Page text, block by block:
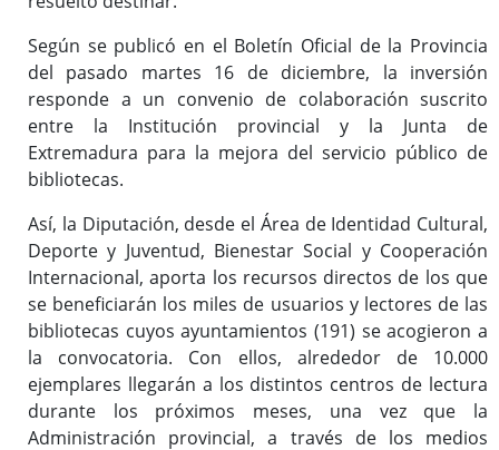
Solicitud para lotes en clubes de lecturas, lotes de libros,
etc.
Buzón de Sugerencias
Actividades / Actualidad
Formación
Enlaces de interés
Según se publicó en el Boletín Oficial de la Provincia
del pasado martes 16 de diciembre, la inversión
responde a un convenio de colaboración suscrito
entre la Institución provincial y la Junta de
Extremadura para la mejora del servicio público de
bibliotecas.
Así, la Diputación, desde el Área de Identidad Cultural,
Deporte y Juventud, Bienestar Social y Cooperación
Internacional, aporta los recursos directos de los que
se beneficiarán los miles de usuarios y lectores de las
bibliotecas cuyos ayuntamientos (191) se acogieron a
la convocatoria. Con ellos, alrededor de 10.000
ejemplares llegarán a los distintos centros de lectura
durante los próximos meses, una vez que la
Administración provincial, a través de los medios